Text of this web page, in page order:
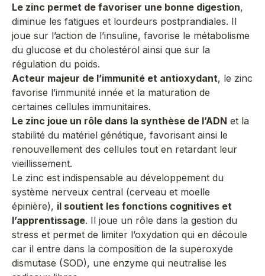
Le zinc permet de favoriser une bonne digestion,
diminue les fatigues et lourdeurs postprandiales. Il
joue sur l’action de l’insuline, favorise le métabolisme
du glucose et du cholestérol ainsi que sur la
régulation du poids.
Acteur majeur de l’immunité et antioxydant, le zinc
favorise l’immunité innée et la maturation de
certaines cellules immunitaires.
Le zinc joue un rôle dans la synthèse de l’ADN et la
stabilité du matériel génétique, favorisant ainsi le
renouvellement des cellules tout en retardant leur
vieillissement.
Le zinc est indispensable au développement du
système nerveux central (cerveau et moelle
épinière), il soutient les fonctions cognitives et
l’apprentissage. Il joue un rôle dans la gestion du
stress et permet de limiter l’oxydation qui en découle
car il entre dans la composition de la superoxyde
dismutase (SOD), une enzyme qui neutralise les